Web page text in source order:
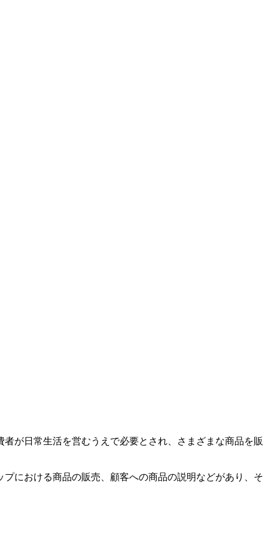
が日常生活を営むうえで必要とされ、さまざまな商品を販
における商品の販売、顧客への商品の説明などがあり、そ